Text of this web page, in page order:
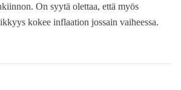
On syytä olettaa, että myös
kokee inflaation jossain vaiheessa.